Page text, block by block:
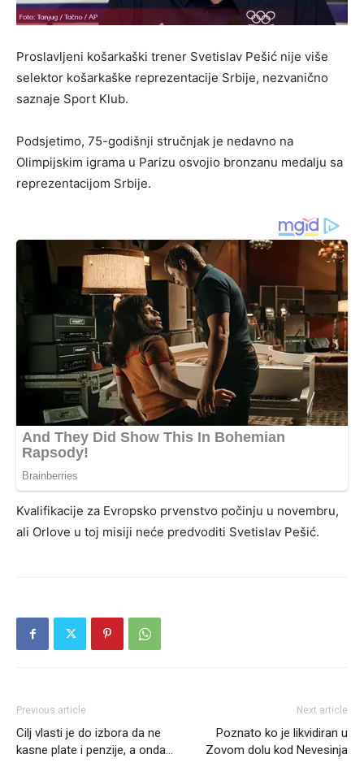
Proslavljeni košarkaški trener Svetislav Pešić nije više
selektor košarkaške reprezentacije Srbije, nezvanično
saznaje Sport Klub.
Podsjetimo, 75-godišnji stručnjak je nedavno na
Olimpijskim igrama u Parizu osvojio bronzanu medalju sa
reprezentacijom Srbije.
Kvalifikacije za Еvropsko prvenstvo počinju u novembru,
ali Orlove u toj misiji neće predvoditi Svetislav Pešić.
Previous article
Cilj vlasti je do izbora da ne
kasne plate i penzije, a onda…
Next article
Poznato ko je likvidiran u
Zovom dolu kod Nevesinja